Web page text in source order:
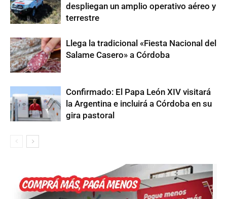
despliegan un amplio operativo aéreo y
terrestre
Llega la tradicional «Fiesta Nacional del
Salame Casero» a Córdoba
Confirmado: El Papa León XIV visitará
la Argentina e incluirá a Córdoba en su
gira pastoral